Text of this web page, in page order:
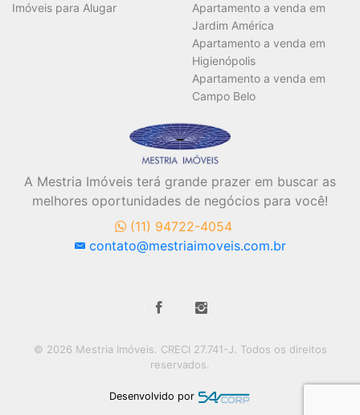
Imóveis para Alugar
Apartamento a venda em
Jardim América
Apartamento a venda em
Higienópolis
Apartamento a venda em
Campo Belo
A Mestria Imóveis terá grande prazer em buscar as
melhores oportunidades de negócios para você!
(11) 94722-4054
contato@mestriaimoveis.com.br
© 2026 Mestria Imóveis. CRECI 27.741-J. Todos os direitos
reservados.
Desenvolvido por